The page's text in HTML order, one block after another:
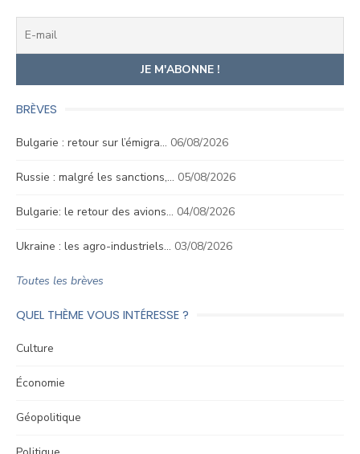
BRÈVES
Bulgarie : retour sur l’émigra… 06/08/2026
Russie : malgré les sanctions,… 05/08/2026
Bulgarie: le retour des avions… 04/08/2026
Ukraine : les agro-industriels… 03/08/2026
Toutes les brèves
QUEL THÈME VOUS INTÉRESSE ?
Culture
Économie
Géopolitique